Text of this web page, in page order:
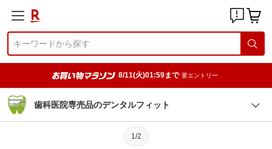
8/11(火)01:59まで 要エントリー
歯科医院専売品のデンタルフィット
1/2